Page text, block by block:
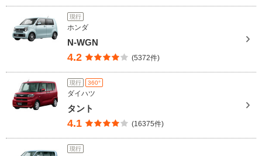
現行
ホンダ
N-WGN
4.2 (5372件)
現行 360°
ダイハツ
タント
4.1 (16375件)
現行